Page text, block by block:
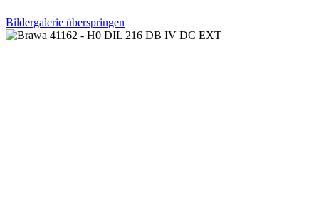
Bildergalerie überspringen